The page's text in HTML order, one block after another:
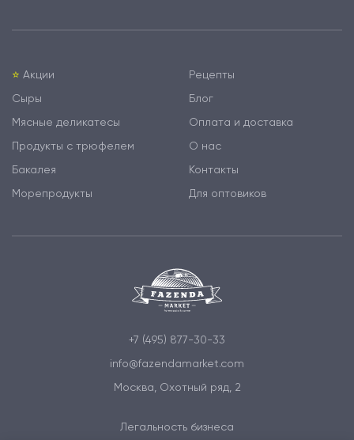
⭐️ Акции
Сыры
Мясные деликатесы
Продукты с трюфелем
Бакалея
Морепродукты
Рецепты
Блог
Оплата и доставка
О нас
Контакты
Для оптовиков
+7 (495) 877-30-33
info@fazendamarket.com
Москва, Охотный ряд, 2
Легальность бизнеса